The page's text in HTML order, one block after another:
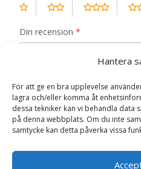
Hantera
För att ge en bra upplevelse
lagra och/eller komma åt
dessa tekniker kan vi behandla data
på denna webbplats. Om du inte
samtycke kan detta påverka vissa
Din recension *
Namn *
E-post*